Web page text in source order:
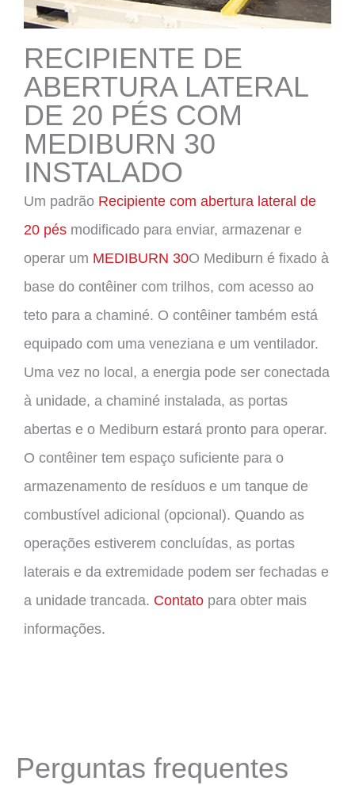
RECIPIENTE DE
ABERTURA LATERAL
DE 20 PÉS COM
MEDIBURN 30
INSTALADO
Um padrão Recipiente com abertura lateral de
20 pés modificado para enviar, armazenar e
operar um MEDIBURN 30O Mediburn é fixado à
base do contêiner com trilhos, com acesso ao
teto para a chaminé. O contêiner também está
equipado com uma veneziana e um ventilador.
Uma vez no local, a energia pode ser conectada
à unidade, a chaminé instalada, as portas
abertas e o Mediburn estará pronto para operar.
O contêiner tem espaço suficiente para o
armazenamento de resíduos e um tanque de
combustível adicional (opcional). Quando as
operações estiverem concluídas, as portas
laterais e da extremidade podem ser fechadas e
a unidade trancada. Contato para obter mais
informações.
Perguntas frequentes